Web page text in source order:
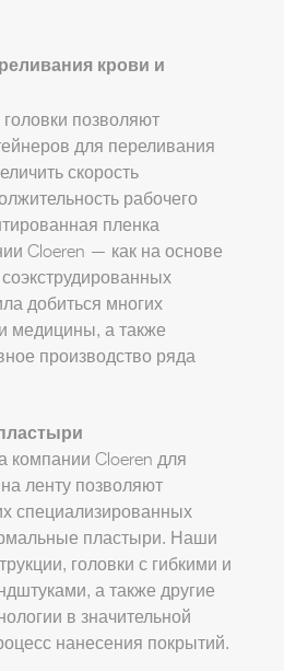
крови и
позволяют
для переливания
скорость
рабочего
пленка
Cloeren — как на основе
добиться многих
медицины, а также
производство ряда
компании Cloeren для
ленту позволяют
специализированных
пластыри. Наши
головки с гибкими и
а также другие
в значительной
нанесения покрытий.